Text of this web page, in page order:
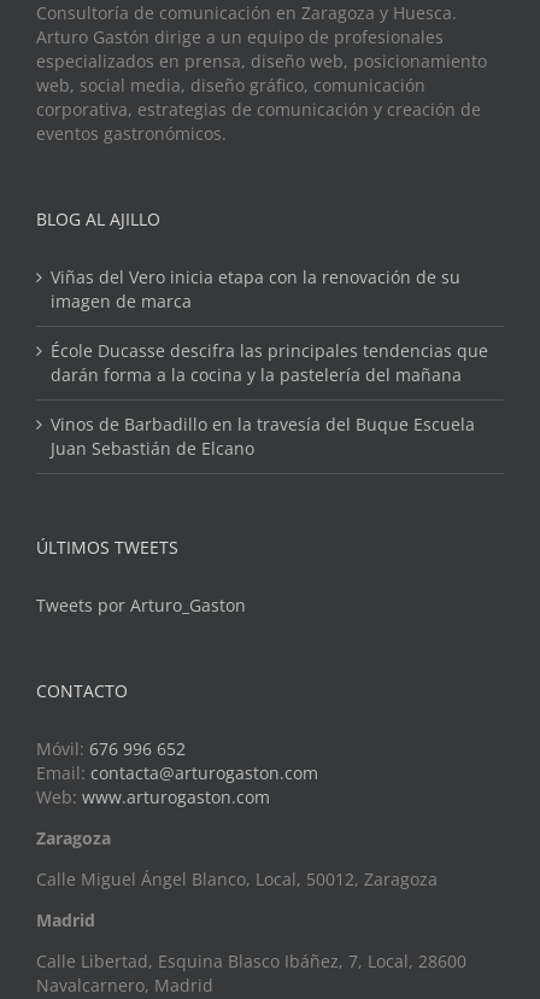
Consultoría de comunicación en Zaragoza y Huesca.
Arturo Gastón dirige a un equipo de profesionales
especializados en prensa, diseño web, posicionamiento
web, social media, diseño gráfico, comunicación
corporativa, estrategias de comunicación y creación de
eventos gastronómicos.
BLOG AL AJILLO
Viñas del Vero inicia etapa con la renovación de su
imagen de marca
École Ducasse descifra las principales tendencias que
darán forma a la cocina y la pastelería del mañana
Vinos de Barbadillo en la travesía del Buque Escuela
Juan Sebastián de Elcano
ÚLTIMOS TWEETS
Tweets por Arturo_Gaston
CONTACTO
Móvil: 676 996 652
Email: contacta@arturogaston.com
Web: www.arturogaston.com
Zaragoza
Calle Miguel Ángel Blanco, Local, 50012, Zaragoza
Madrid
Calle Libertad, Esquina Blasco Ibáñez, 7, Local, 28600
Navalcarnero, Madrid